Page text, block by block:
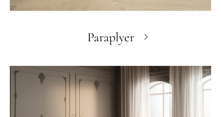
Paraplyer